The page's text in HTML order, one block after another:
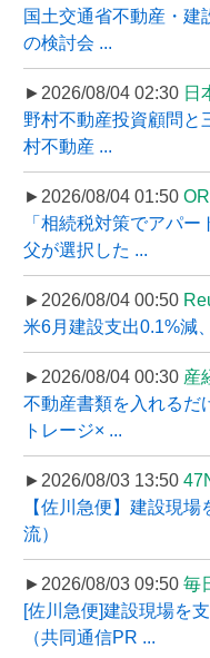
国土交通省不動産・建
の検討会 ...
►2026/08/04 02:30 日
野村不動産投資顧問と
村不動産 ...
►2026/08/04 01:50
「相続税対策でアパ
父が選択した ...
►2026/08/04 00:50
米6月建設支出0.1%減
►2026/08/04 00:30 産
不動産書類を入れるだ
トレージ× ...
►2026/08/03 13:50
【佐川急便】建設現
流）
►2026/08/03 09:50 毎
[佐川急便]建設現場を
（共同通信PR ...